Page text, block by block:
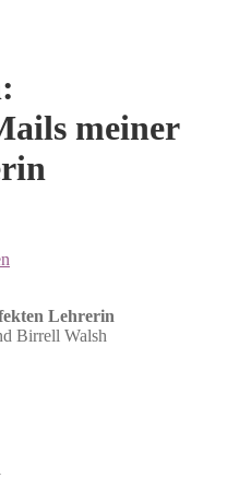
meiner
Lehrerin
Birrell Walsh